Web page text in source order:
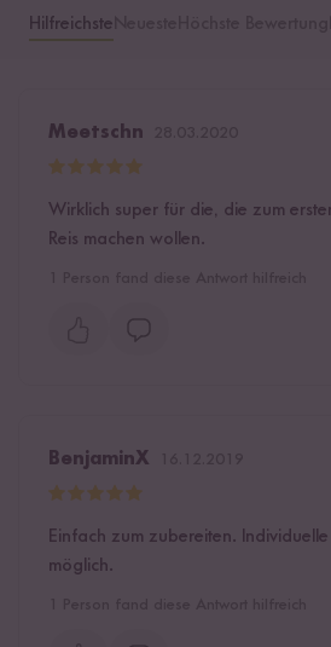
Hilfreichste
Meetschn
Wirklich super für die, die zum
Reis machen wollen.
BenjaminX
Einfach zum zubereiten.
möglich.